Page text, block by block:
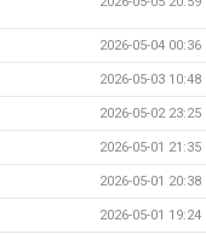
2026-05-04 00:36
2026-05-03 10:48
2026-05-02 23:25
2026-05-01 21:35
2026-05-01 20:38
2026-05-01 19:24